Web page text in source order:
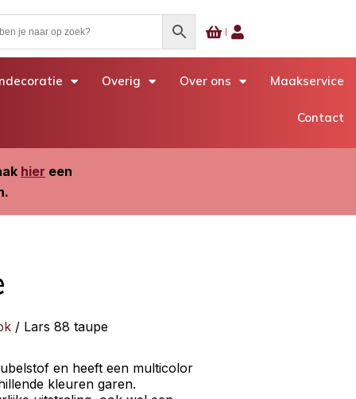
Overig Over ons Maakservice
Contact
hier een
/ Lars 88 taupe
en heeft een multicolor
kleuren garen.